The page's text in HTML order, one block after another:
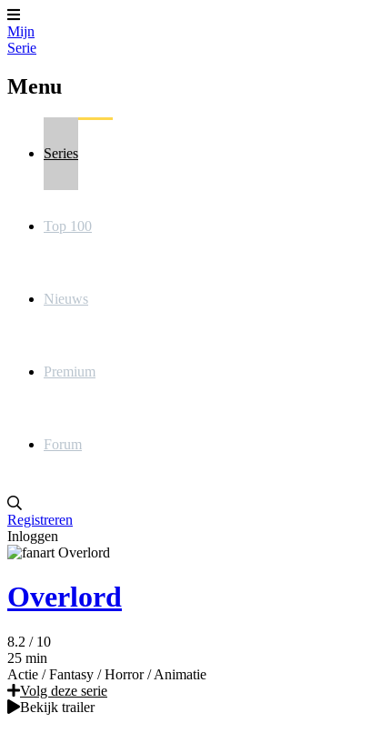
Mijn
Serie
Menu
Series
Top 100
Nieuws
Premium
Forum
Registreren
Inloggen
Overlord
8.2 / 10
25 min
Actie / Fantasy / Horror / Animatie
Volg deze serie
Bekijk trailer